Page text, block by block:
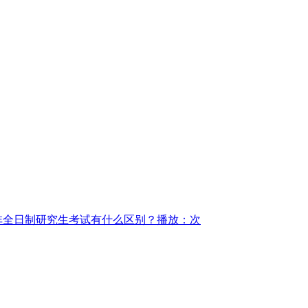
日制研究生考试有什么区别？ 播放：次